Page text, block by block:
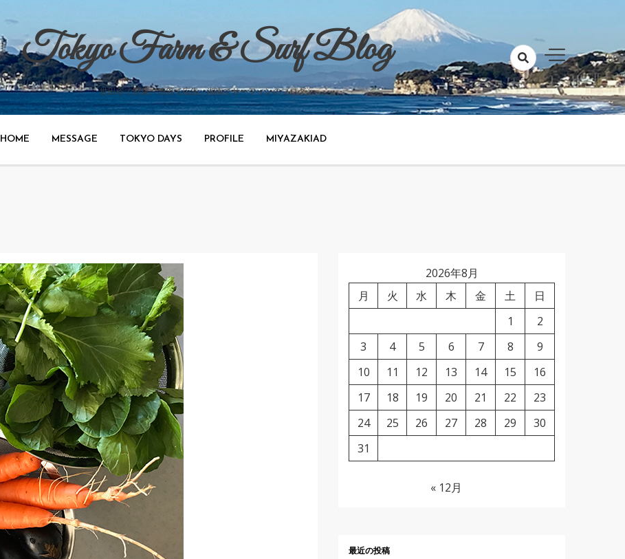
Tokyo Farm & Surf Blog
世田谷で野菜、渋谷で広告、湘南でサーフィンのブログ。
HOME MESSAGE TOKYO DAYS PROFILE MIYAZAKIAD
2026年8月
月
火 水 木 金 土
日
1
2
3
4 5 6 7 8
9
10
11 12 13 14 15
16
17
18 19 20 21 22
23
24
25 26 27 28 29
30
31
« 12月
最近の投稿